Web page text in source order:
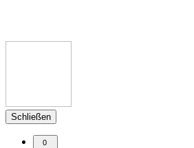
Schließen
0